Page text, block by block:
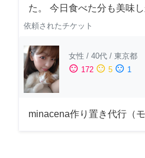
た。 今日食べた分も美味し
依頼されたチケット
女性 / 40代 / 東京都
sentiment_satisfied 172 sentiment_neutral 5 sentiment_dissatisfied 1
minacena作り置き代行（